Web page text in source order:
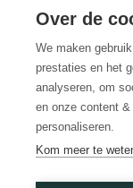
Schenk een
Over ons
Wini’s
Plattegrond
Diensten
Promoties
Huur een winkel
Veelgestelde
Over de
We maken
prestaties en het
analyseren, om
en onze content
personaliseren.
Kom meer te